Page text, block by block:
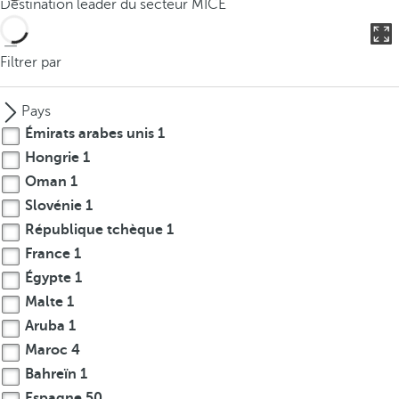
o
c
n
p
r
s
s
t
h
e
d
o
w
a
Destination leader du secteur MICE
Filtrer par
Pays
Émirats arabes unis 1
Hongrie 1
Oman 1
Slovénie 1
République tchèque 1
France 1
Égypte 1
Malte 1
Aruba 1
Maroc 4
Bahreïn 1